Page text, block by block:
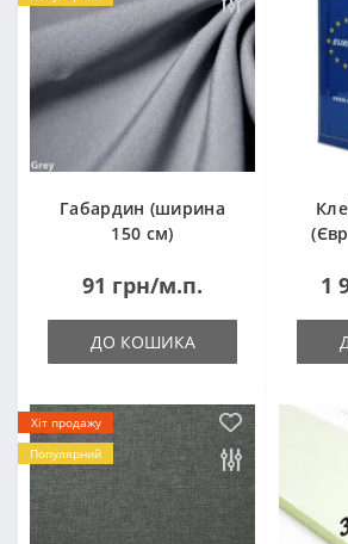
Габардин (ширина
150 см)
91 грн/м.п.
ДО КОШИКА
1
Хіт продажу
Популярний